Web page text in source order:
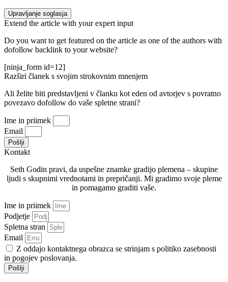
Upravljanje soglasja
Extend the article with your expert input
Do you want to get featured on the article as one of the authors with
dofollow backlink to your website?
[ninja_form id=12]
Razširi članek s svojim strokovnim mnenjem
Ali želite biti predstavljeni v članku kot eden od avtorjev s povratno
povezavo dofollow do vaše spletne strani?
Ime in priimek
Email
Pošlji
Kontakt
Seth Godin pravi, da uspešne znamke gradijo plemena – skupine
ljudi s skupnimi vrednotami in prepričanji. Mi gradimo svoje pleme
in pomagamo graditi vaše.
Ime in priimek
Podjetje
Spletna stran
Email
Z oddajo kontaktnega obrazca se strinjam s politiko zasebnosti
in pogojev poslovanja.
Pošlji